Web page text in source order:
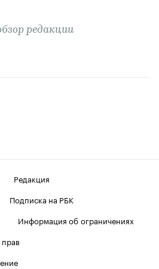
редакции
Редакция
Подписка на РБК
Информация об ограничениях